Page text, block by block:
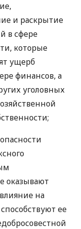
и раскрытие
в сфере
которые
ущерб
финансов, а
уголовных
оказывают
на
ее